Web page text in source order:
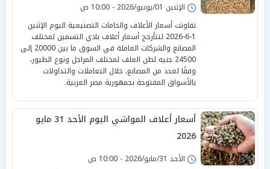
الإثنين 01/يونيو/2026 - 10:00 ص
تفاوتت أسعار الأعلاف والخامات التصنيعية اليوم الإثنين
1-6-2026 لتتأرجح أسعار أعلاف بادي التسمين لمختلف
المصانع والشركات العاملة في السوق ما بين 20000 إلى
24500 جنيه لطن العلف لمختلف المراحل ونوع الطيور،
وفقًا لعدد من المصانع، خلال التعاملات والتداولات
بالأسواق المفتوحة بجمهورية مصر العربية.
أسعار أعلاف المواشي اليوم الأحد 31 مايو
2026
الأحد 31/مايو/2026 - 10:00 ص